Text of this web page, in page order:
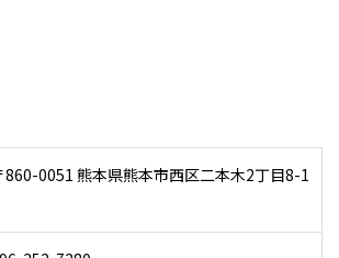
860-0051 熊本県熊本市西区二本木2丁目8-1